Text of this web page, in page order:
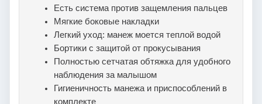
Есть система против защемления пальцев
Мягкие боковые накладки
Легкий уход: манеж моется теплой водой
Бортики с защитой от прокусывания
Полностью сетчатая обтяжка для удобного
наблюдения за малышом
Гигиеничность манежа и приспособлений в
комплекте